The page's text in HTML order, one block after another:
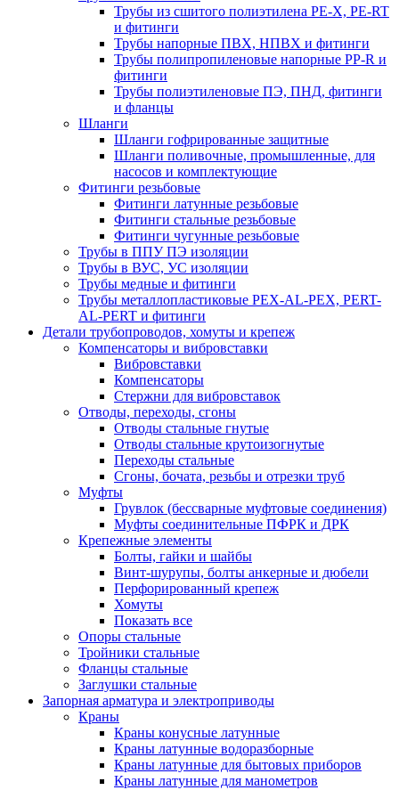
Трубы из сшитого полиэтилена PE-X, PE-RT
и фитинги
Трубы напорные ПВХ, НПВХ и фитинги
Трубы полипропиленовые напорные PP-R и
фитинги
Трубы полиэтиленовые ПЭ, ПНД, фитинги
и фланцы
Шланги
Шланги гофрированные защитные
Шланги поливочные, промышленные, для
насосов и комплектующие
Фитинги резьбовые
Фитинги латунные резьбовые
Фитинги стальные резьбовые
Фитинги чугунные резьбовые
Трубы в ППУ ПЭ изоляции
Трубы в ВУС, УС изоляции
Трубы медные и фитинги
Трубы металлопластиковые PEX-AL-PEX, PERT-
AL-PERT и фитинги
Детали трубопроводов, хомуты и крепеж
Компенсаторы и вибровставки
Вибровставки
Компенсаторы
Стержни для вибровставок
Отводы, переходы, сгоны
Отводы стальные гнутые
Отводы стальные крутоизогнутые
Переходы стальные
Сгоны, бочата, резьбы и отрезки труб
Муфты
Грувлок (бессварные муфтовые соединения)
Муфты соединительные ПФРК и ДРК
Крепежные элементы
Болты, гайки и шайбы
Винт-шурупы, болты анкерные и дюбели
Перфорированный крепеж
Хомуты
Показать все
Опоры стальные
Тройники стальные
Фланцы стальные
Заглушки стальные
Запорная арматура и электроприводы
Краны
Краны конусные латунные
Краны латунные водоразборные
Краны латунные для бытовых приборов
Краны латунные для манометров